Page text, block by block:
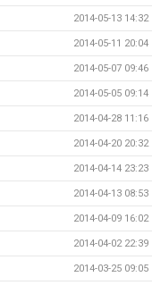
2014-05-13 14:32
2014-05-11 20:04
2014-05-07 09:46
2014-05-05 09:14
2014-04-28 11:16
2014-04-20 20:32
2014-04-14 23:23
2014-04-13 08:53
2014-04-09 16:02
2014-04-02 22:39
2014-03-25 09:05